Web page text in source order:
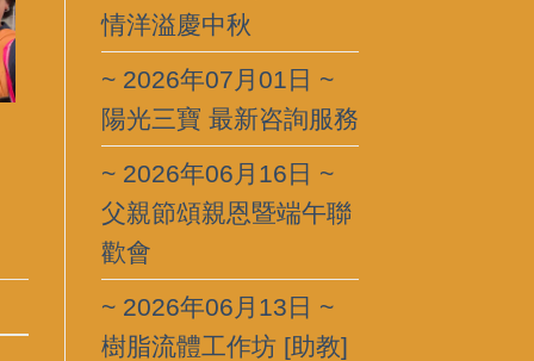
情洋溢慶中秋
~ 2026年07月01日 ~
陽光三寶 最新咨詢服務
~ 2026年06月16日 ~
父親節頌親恩暨端午聯
歡會
~ 2026年06月13日 ~
樹脂流體工作坊 [助教]